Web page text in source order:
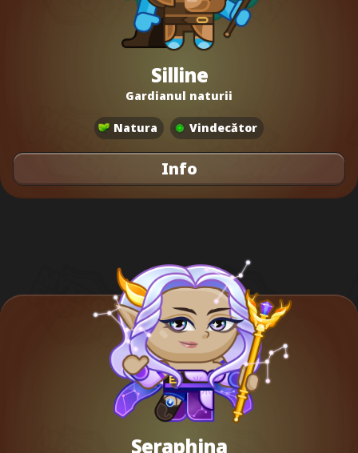
Silline
Gardianul naturii
Natura Vindecător
Info
Seraphina